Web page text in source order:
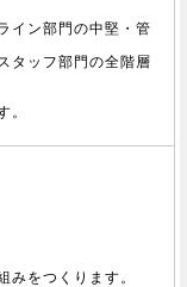
イン部門の中堅・管
タッフ部門の全階層
。
みをつくります。